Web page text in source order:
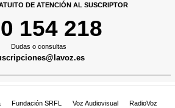
DE ATENCIÓN AL SUSCRIPTOR
154 218
Dudas o consultas
Fundación SRFL Voz Audiovisual RadioVoz